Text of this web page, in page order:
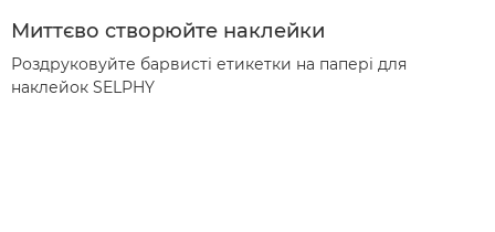
Миттєво створюйте наклейки
Роздруковуйте барвисті етикетки на папері для
наклейок SELPHY